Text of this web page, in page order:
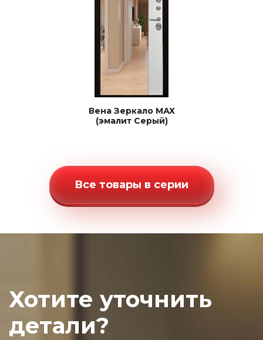
Вена Зеркало МАХ
(эмалит Серый)
Все товары в серии
Хотите уточнить
детали?